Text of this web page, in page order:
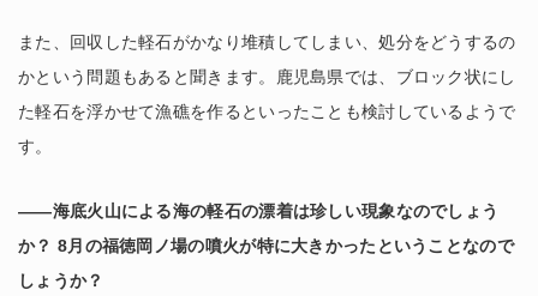
また、回収した軽石がかなり堆積してしまい、処分をどうするの
かという問題もあると聞きます。鹿児島県では、ブロック状にし
た軽石を浮かせて漁礁を作るといったことも検討しているようで
す。
――海底火山による海の軽石の漂着は珍しい現象なのでしょう
か？ 8月の福徳岡ノ場の噴火が特に大きかったということなので
しょうか？